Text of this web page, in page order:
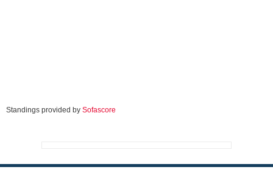
Standings provided by Sofascore